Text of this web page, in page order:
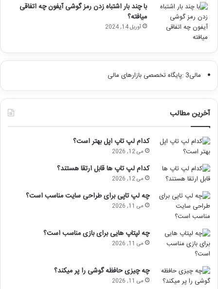
با چند بار اشتباه زدن رمز گوشی آیفون چه اتفاقی
میافته؟
آوریل 14, 2024
مالی3 :پایگاه تخصصی بازارهای مالی
آخرین مطالب
کدام لپ تاپ اپل بهتر است؟
می 12, 2026
کدام لپ تاپ ها قابل ارتقا هستند؟
می 12, 2026
چه لپ تاپی برای طراحی سایت مناسب است؟
می 11, 2026
چه لپتاپ هایی برای بازی مناسب است؟
می 11, 2026
چه چیزی حافظه گوشی را پر میکند؟
می 11, 2026